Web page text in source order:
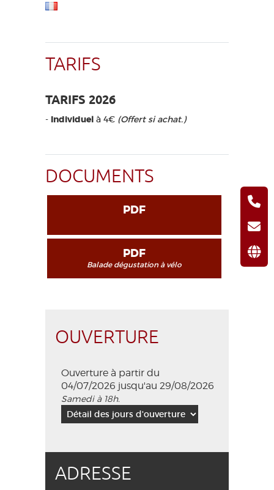
TARIFS
TARIFS 2026
- Individuel à 4€ (Offert si achat.)
DOCUMENTS
PDF
PDF
Balade dégustation à vélo
OUVERTURE
Ouverture à partir du
04/07/2026 jusqu'au 29/08/2026
Samedi à 18h.
ADRESSE